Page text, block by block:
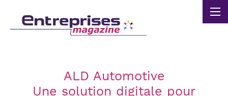
ALD Automotive
Une solution digitale pour